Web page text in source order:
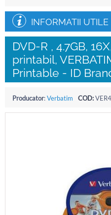
INFORMATII UTILE
DVD-R , 4.7GB,
printabil,
Printable - ID
Producator:Verbatim COD: